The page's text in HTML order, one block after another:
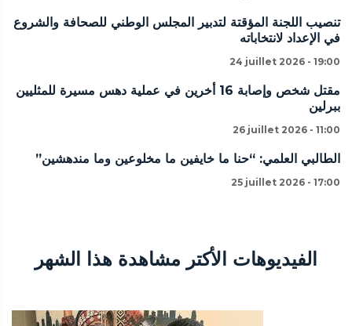
تنصيب اللجنة المؤقتة لتدبير المجلس الوطني للصحافة والشروع
في الإعداد لانتخاباته
24 juillet 2026 - 19:00
مقتل شخص وإصابة 16 أخرين في عملية دهس مسيرة للمثليين
ببرلين
26 juillet 2026 - 11:00
الطالبي العلمي: “حنا ما خايفين ما مخلوعين وما مندهشين”
25 juillet 2026 - 17:00
الفيديوهات الأكتر مشاهدة هذا الشهر